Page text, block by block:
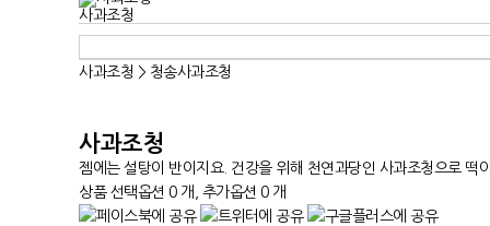
사과조청
사과조청 > 청송사과조청
사과조청
젬에는 설탕이 반이지요. 건강을 위해 천연과당인 사과조청으로 떡
상품 선택옵션 0 개, 추가옵션 0 개